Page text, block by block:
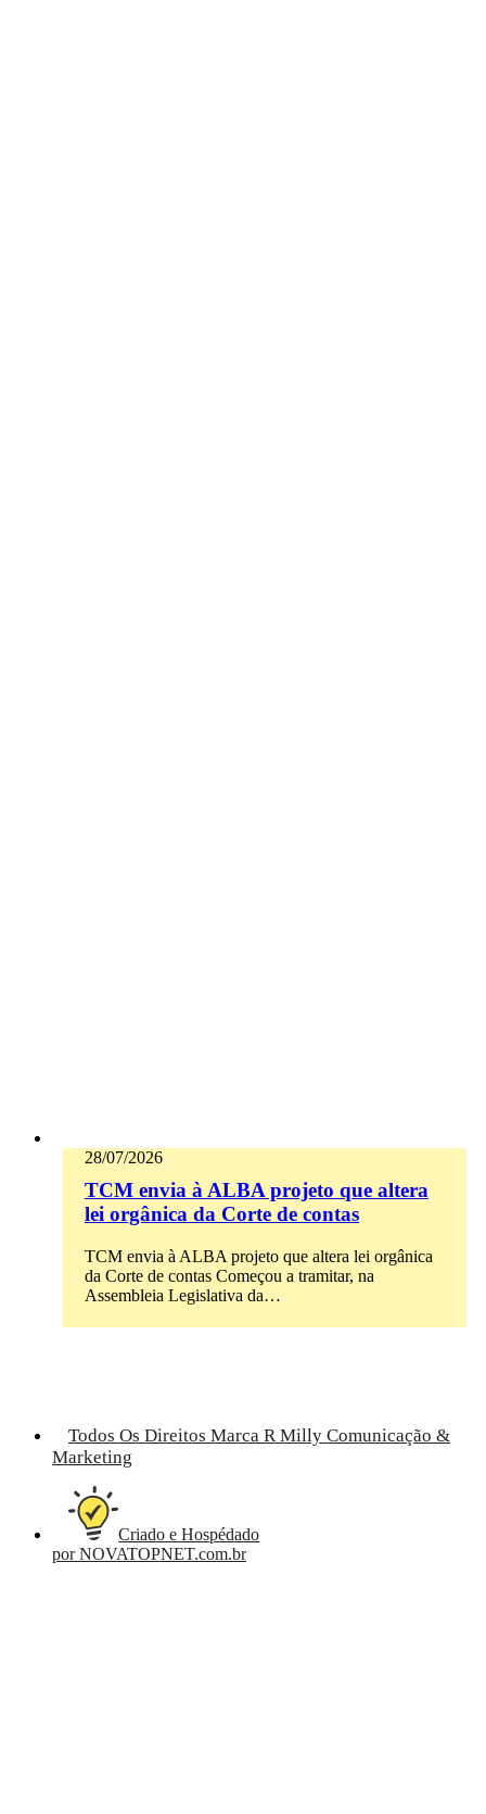
28/07/2026
TCM envia à ALBA projeto que altera
lei orgânica da Corte de contas
TCM envia à ALBA projeto que altera lei orgânica
da Corte de contas Começou a tramitar, na
Assembleia Legislativa da…
Todos Os Direitos Marca R Milly Comunicação &
Marketing
Criado e Hospédado
por NOVATOPNET.com.br